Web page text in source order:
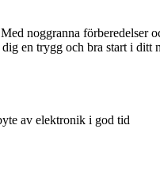
noggranna
en trygg och bra start i ditt
av elektronik i god tid